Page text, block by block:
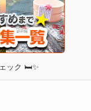
ック 🛏✨